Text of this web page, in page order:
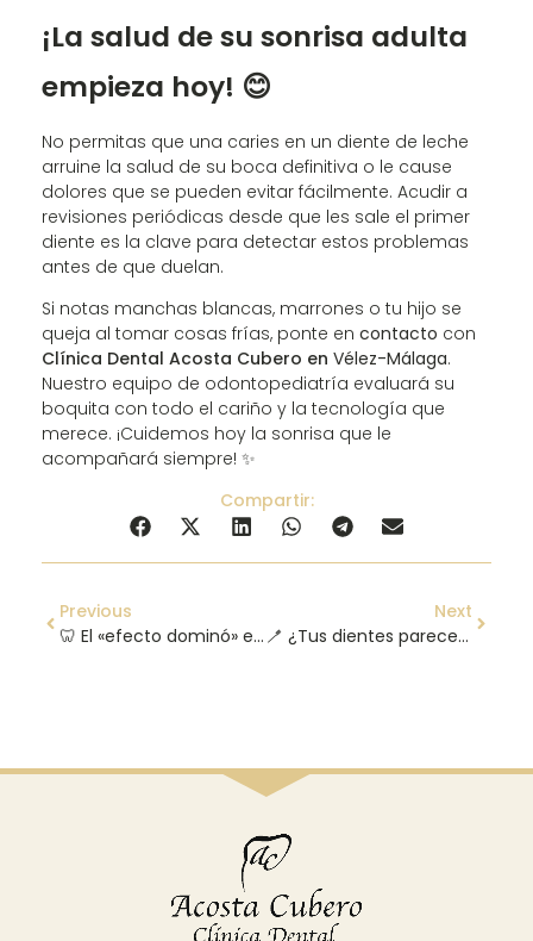
¡La salud de su sonrisa adulta
empieza hoy! 😊
No permitas que una caries en un diente de leche
arruine la salud de su boca definitiva o le cause
dolores que se pueden evitar fácilmente. Acudir a
revisiones periódicas desde que les sale el primer
diente es la clave para detectar estos problemas
antes de que duelan.
Si notas manchas blancas, marrones o tu hijo se
queja al tomar cosas frías, ponte en contacto con
Clínica Dental Acosta Cubero en Vélez-Málaga.
Nuestro equipo de odontopediatría evaluará su
boquita con todo el cariño y la tecnología que
merece. ¡Cuidemos hoy la sonrisa que le
acompañará siempre! ✨
Compartir:
Previous
🦷 El «efecto dominó» en tu boca: Por qué debes reponer una muela perdida aunque no se vea🛑
Next
🪥 ¿Tus dientes parecen más largos? El peligro de cepillarse con demasiada fuerza 🦷